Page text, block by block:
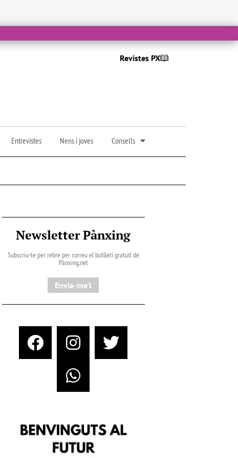
Revistes PX
Entrevistes Nens i joves Consells
Newsletter Pànxing
Subscriu-te per rebre per correu el butlletí gratuït de
Pànxing.net​
Envia-me'l